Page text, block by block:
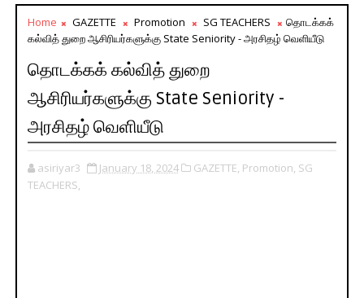
Home GAZETTE Promotion SG TEACHERS
தொடக்கக்
கல்வித் துறை ஆசிரியர்களுக்கு State Seniority - அரசிதழ் வெளியீடு
தொடக்கக் கல்வித் துறை
ஆசிரியர்களுக்கு State Seniority -
அரசிதழ் வெளியீடு
asiriyar3 January 18, 2024 GAZETTE, Promotion, SG
TEACHERS,